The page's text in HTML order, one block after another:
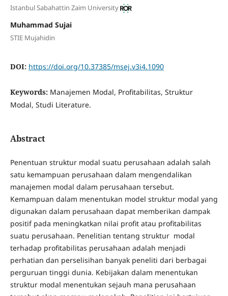
Istanbul Sabahattin Zaim University
Muhammad Sujai
STIE Mujahidin
DOI: https://doi.org/10.37385/msej.v3i4.1090
Keywords: Manajemen Modal, Profitabilitas, Struktur
Modal, Studi Literature.
Abstract
Penentuan struktur modal suatu perusahaan adalah salah
satu kemampuan perusahaan dalam mengendalikan
manajemen modal dalam perusahaan tersebut.
Kemampuan dalam menentukan model struktur modal yang
digunakan dalam perusahaan dapat memberikan dampak
positif pada meningkatkan nilai profit atau profitabilitas
suatu perusahaan. Penelitian tentang struktur modal
terhadap profitabilitas perusahaan adalah menjadi
perhatian dan perselisihan banyak peneliti dari berbagai
perguruan tinggi dunia. Kebijakan dalam menentukan
struktur modal menentukan sejauh mana perusahaan